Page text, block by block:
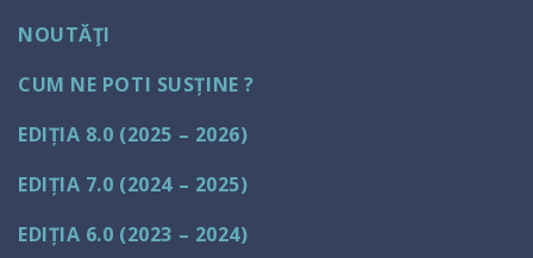
NOUTĂŢI
CUM NE POTI SUSȚINE ?
EDIȚIA 8.0 (2025 – 2026)
EDIȚIA 7.0 (2024 – 2025)
EDIȚIA 6.0 (2023 – 2024)